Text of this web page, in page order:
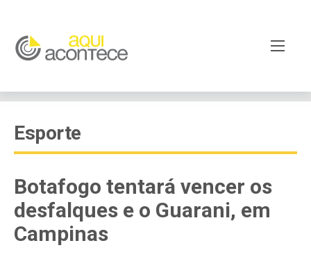
Esporte
Botafogo tentará vencer os
desfalques e o Guarani, em
Campinas